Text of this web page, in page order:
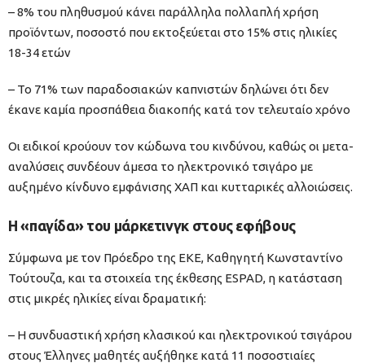
– 8% του πληθυσμού κάνει παράλληλα πολλαπλή χρήση
προϊόντων, ποσοστό που εκτοξεύεται στο 15% στις ηλικίες
18-34 ετών
– Το 71% των παραδοσιακών καπνιστών δηλώνει ότι δεν
έκανε καμία προσπάθεια διακοπής κατά τον τελευταίο χρόνο
Οι ειδικοί κρούουν τον κώδωνα του κινδύνου, καθώς οι μετα-
αναλύσεις συνδέουν άμεσα το ηλεκτρονικό τσιγάρο με
αυξημένο κίνδυνο εμφάνισης ΧΑΠ και κυτταρικές αλλοιώσεις.
Η «παγίδα» του μάρκετινγκ στους εφήβους
Σύμφωνα με τον Πρόεδρο της ΕΚΕ, Καθηγητή Κωνσταντίνο
Τούτουζα, και τα στοιχεία της έκθεσης ESPAD, η κατάσταση
στις μικρές ηλικίες είναι δραματική:
– Η συνδυαστική χρήση κλασικού και ηλεκτρονικού τσιγάρου
στους Έλληνες μαθητές αυξήθηκε κατά 11 ποσοστιαίες